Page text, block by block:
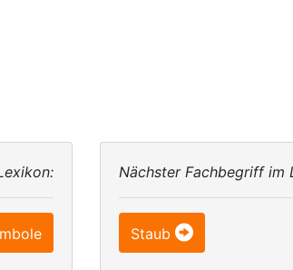
Nächster Fachbegriff im
Staub